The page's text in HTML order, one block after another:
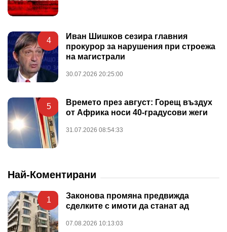
4
Иван Шишков сезира главния
прокурор за нарушения при строежа
на магистрали
30.07.2026 20:25:00
5
Времето през август: Горещ въздух
от Африка носи 40-градусови жеги
31.07.2026 08:54:33
Най-Коментирани
1
Законова промяна предвижда
сделките с имоти да станат ад
07.08.2026 10:13:03